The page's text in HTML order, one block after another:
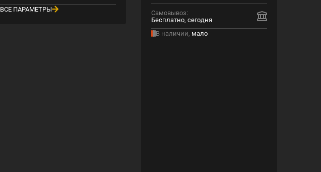
ВСЕ ПАРАМЕТРЫ
Самовывоз:
Бесплатно, сегодня
В наличии, мало